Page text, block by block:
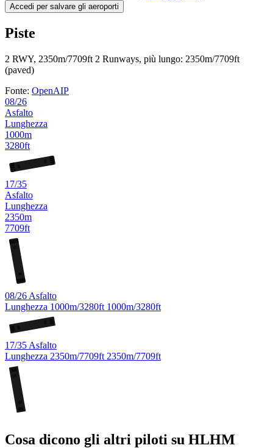
Accedi per salvare gli aeroporti
Piste
2 RWY, 2350m/7709ft 2 Runways, più lungo: 2350m/7709ft
(paved)
Fonte: OpenAIP
08/26
Asfalto
Lunghezza
1000m
3280ft
17/35
Asfalto
Lunghezza
2350m
7709ft
08/26 Asfalto
Lunghezza 1000m/3280ft 1000m/3280ft
17/35 Asfalto
Lunghezza 2350m/7709ft 2350m/7709ft
Cosa dicono gli altri piloti su HLHM